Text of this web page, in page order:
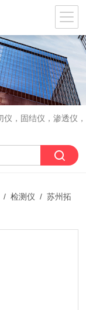
仪，固结仪，渗透仪
/检测仪 / 苏州拓